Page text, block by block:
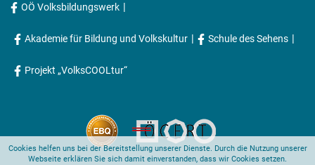
OÖ Volksbildungswerk |
Akademie für Bildung und Volkskultur | Schule des Sehens |
Projekt „VolksCOOLtur“
Cookies helfen uns bei der Bereitstellung unserer Dienste. Durch die Nutzung unserer
Webseite erklären Sie sich damit einverstanden, dass wir Cookies setzen.